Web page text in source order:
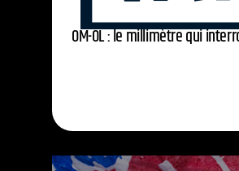
OM-OL : le millimètre qui